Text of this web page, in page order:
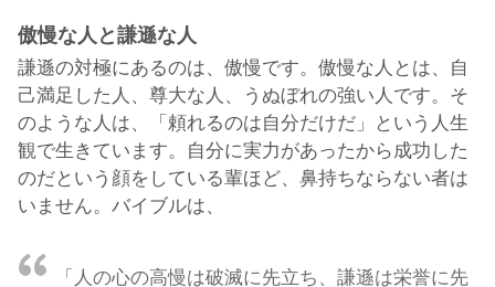
傲慢な人と謙遜な人
謙遜の対極にあるのは、傲慢です。傲慢な人とは、自
己満足した人、尊大な人、うぬぼれの強い人です。そ
のような人は、「頼れるのは自分だけだ」という人生
観で生きています。自分に実力があったから成功した
のだという顔をしている輩ほど、鼻持ちならない者は
いません。バイブルは、
「人の心の高慢は破滅に先立ち、謙遜は栄誉に先